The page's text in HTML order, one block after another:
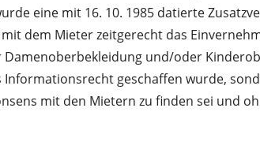
eine mit 16. 10. 1985 datierte
dem Mieter zeitgerecht das
und/oder
geschaffen wurde,
mit den Mietern zu finden sei und